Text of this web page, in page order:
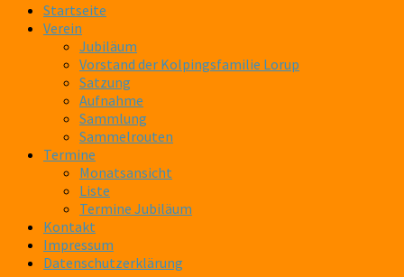
Startseite
Verein
Jubiläum
Vorstand der Kolpingsfamilie Lorup
Satzung
Aufnahme
Sammlung
Sammelrouten
Termine
Monatsansicht
Liste
Termine Jubiläum
Kontakt
Impressum
Datenschutzerklärung